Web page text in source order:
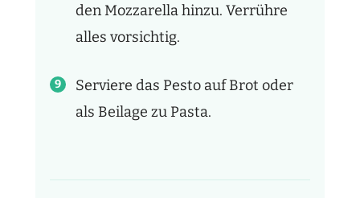
den Mozzarella hinzu. Verrühre
alles vorsichtig.
Serviere das Pesto auf Brot oder
als Beilage zu Pasta.